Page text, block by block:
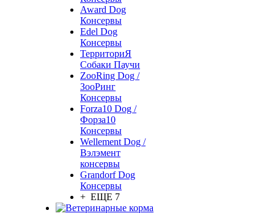
Award Dog
Консервы
Edel Dog
Консервы
ТерриториЯ
Собаки Паучи
ZooRing Dog /
ЗооРинг
Консервы
Forza10 Dog /
Форза10
Консервы
Wellement Dog /
Вэлэмент
консервы
Grandorf Dog
Консервы
+ ЕЩЕ 7